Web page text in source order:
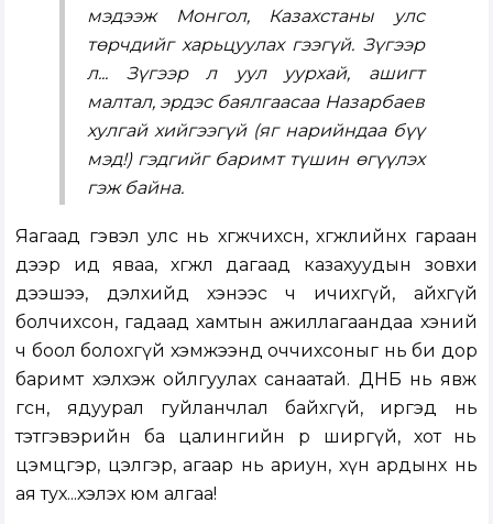
мэдээж Монгол, Казахстаны улс
төрчдийг харьцуулах гээгүй. Зүгээр
л... Зүгээр л уул уурхай, ашигт
малтал, эрдэс баялгаасаа Назарбаев
хулгай хийгээгүй (яг нарийндаа бүү
мэд!) гэдгийг баримт түшин өгүүлэх
гэж байна.
Яагаад гэвэл улс нь хөгжчихсөн, хөгжлийнхөө гараан
дээр ид яваа, хөгжлөө дагаад казахуудын зовхи
дээшээ, дэлхийд хэнээс ч ичихгүй, айхгүй
болчихсон, гадаад хамтын ажиллагаандаа хэний
ч боол болохгүй хэмжээнд оччихсоныг нь би дор
баримт хэлхэж ойлгуулах санаатай. ДНБ нь явж
өгсөн, ядуурал гуйланчлал байхгүй, иргэд нь
тэтгэвэрийн ба цалингийн өр ширгүй, хот нь
цэмцгэр, цэлгэр, агаар нь ариун, хүн ардынх нь
ая тух...хэлэх юм алгаа!